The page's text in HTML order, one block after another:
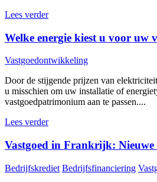
Lees verder
Welke energie kiest u voor uw
Vastgoedontwikkeling
Door de stijgende prijzen van
u misschien om uw installatie of
vastgoedpatrimonium aan te passen....
Lees verder
Vastgoed in Frankrijk:
Bedrijfskrediet Bedrijfsfinanciering